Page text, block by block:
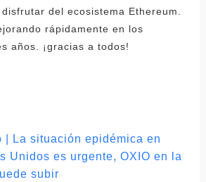
del ecosistema Ethereum.
rápidamente en los
años. ¡gracias a todos!
| La situación epidémica en
Unidos es urgente, OXIO en la
subir